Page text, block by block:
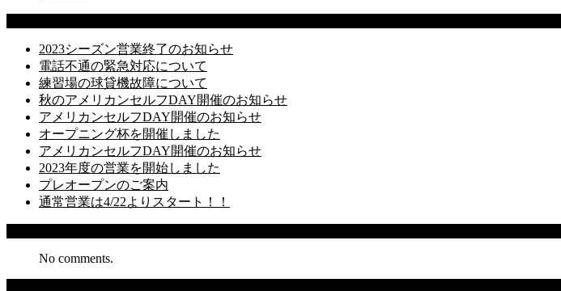
2023シーズン営業終了のお知らせ
電話不通の緊急対応について
練習場の球貸機故障について
秋のアメリカンセルフDAY開催のお知らせ
アメリカンセルフDAY開催のお知らせ
オープニング杯を開催しました
アメリカンセルフDAY開催のお知らせ
2023年度の営業を開始しました
プレオープンのご案内
通常営業は4/22よりスタート！！
No comments.